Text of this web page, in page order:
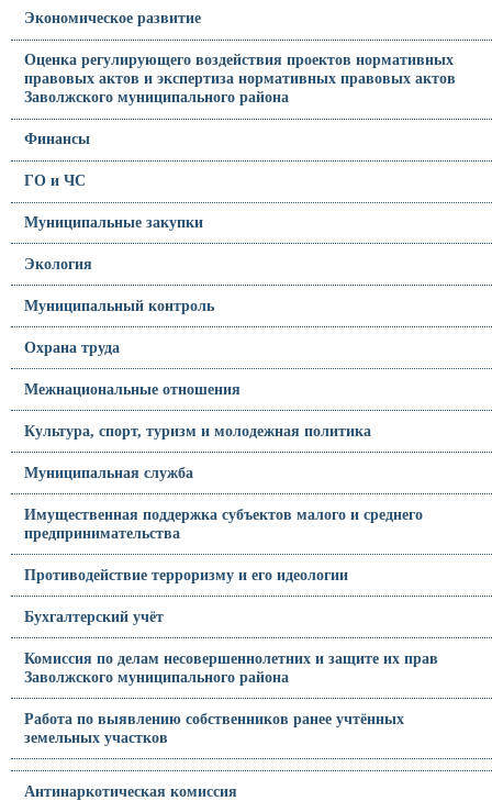
Экономическое развитие
Оценка регулирующего воздействия проектов нормативных
правовых актов и экспертиза нормативных правовых актов
Заволжского муниципального района
Финансы
ГО и ЧС
Муниципальные закупки
Экология
Муниципальный контроль
Охрана труда
Межнациональные отношения
Культура, спорт, туризм и молодежная политика
Муниципальная служба
Имущественная поддержка субъектов малого и среднего
предпринимательства
Противодействие терроризму и его идеологии
Бухгалтерский учёт
Комиссия по делам несовершеннолетних и защите их прав
Заволжского муниципального района
Работа по выявлению собственников ранее учтённых
земельных участков
Антинаркотическая комиссия